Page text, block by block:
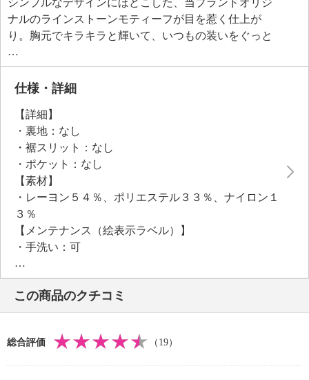
ナルのラインストーンモティーフが目を惹く仕上が
り。胸元でキラキラと輝いて、いつもの装いをぐっと
クラスアップ。さまざまなボトムスとマッチして、マ
ルチなシーンで活躍します。
仕様・詳細
【詳細】
・裏地：なし
・裾スリット：なし
・ポケット：なし
【素材】
・レーヨン５４％、ポリエステル３３％、ナイロン１
３％
【メンテナンス（絵表示ラベル）】
・手洗い：可
・漂白処理：塩素系・酸素系漂白不可
・タンブル乾燥：不可
・自然乾燥：日陰の平干し
・アイロン仕上げ：可（低温）
・ウエットクリーニング：可
【メンテナンス（ケアラベル）】
この商品のクチコミ
総合評価 （19）